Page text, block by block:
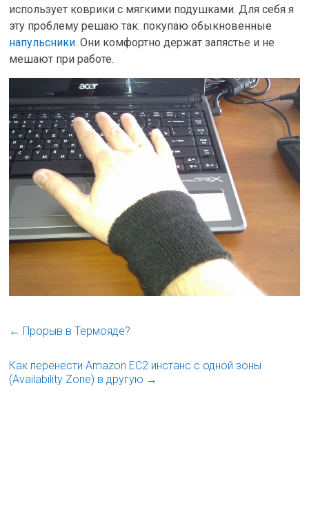
использует коврики с мягкими подушками. Для себя я
эту проблему решаю так: покупаю обыкновенные
напульсники. Они комфортно держат запястье и не
мешают при работе.
← Прорыв в Термояде?
Как перенести Amazon EC2 инстанс с одной зоны
(Availability Zone) в другую →